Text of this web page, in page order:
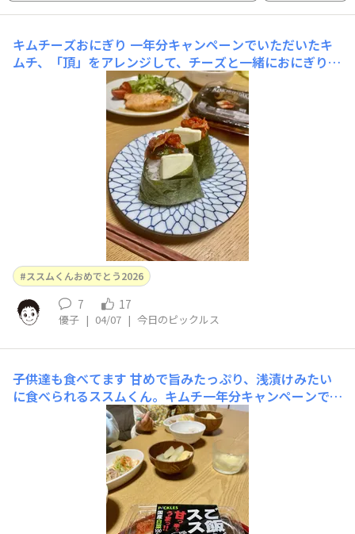
キムチーズおにぎり 一年分キャンペーンでいただいたキ
ムチ、「頂」をアレンジして、チーズと一緒におにぎりに
しました🍙おつまみにもなる美味しさです♪
ススムくんおめでとう2026
7 17
優子 | 04/07 | 今日のピックルス
子供達も食べてます 甘めで旨みたっぷり、浅漬けみたい
に食べられるススムくん。キムチ一年分キャンペーンでい
ただきました。大人はもちろん子供も美味しく食べていま
す。9歳娘も大好きです✨